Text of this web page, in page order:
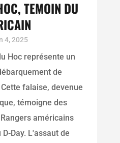
TEMOIN DU
4, 2025
Hoc représente un
de
falaise, devenue
témoigne des
américains
Day. L'assaut de